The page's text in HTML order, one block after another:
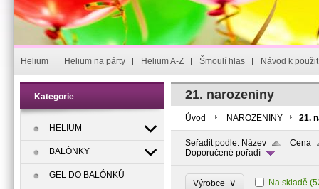
Helium Helium na párty Helium A-Z Šmoulí hlas Návod k
Kategorie
HELIUM
BALÓNKY
GEL DO BALÓNKŮ
21. narozeniny
Úvod NAROZENINY 21.
Seřadit podle: Název
Cena
Doporučené pořadí
Výrobce ∨ Na skladě